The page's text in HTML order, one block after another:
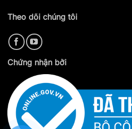
Theo dõi chúng tôi
Chứng nhận bởi